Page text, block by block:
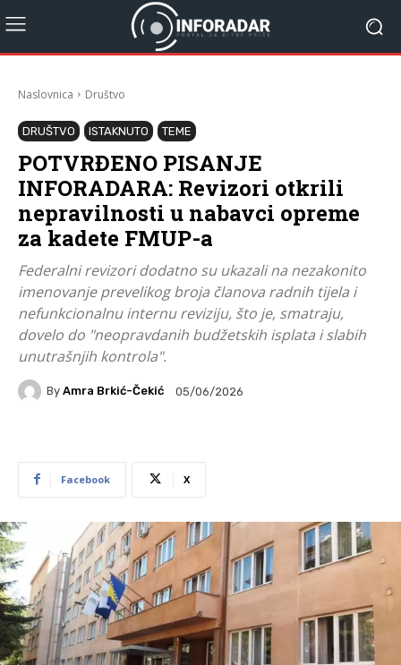
Naslovnica Društvo
DRUŠTVO ISTAKNUTO TEME
POTVRĐENO PISANJE
INFORADARA: Revizori otkrili
nepravilnosti u nabavci opreme
za kadete FMUP-a
Federalni revizori dodatno su ukazali na nezakonito
imenovanje prevelikog broja članova radnih tijela i
nefunkcionalnu internu reviziju, što je, smatraju,
dovelo do "neopravdanih budžetskih isplata i slabih
unutrašnjih kontrola".
By Amra Brkić-Čekić 05/06/2026
Facebook X